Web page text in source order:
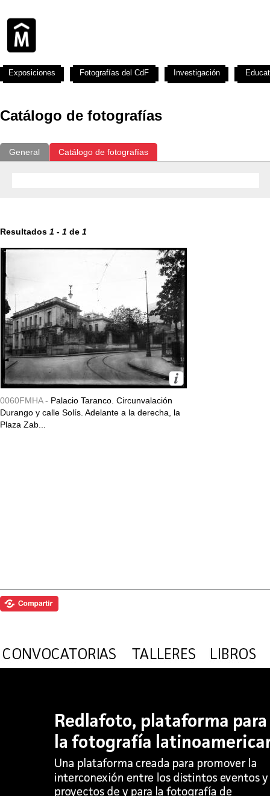
Catálogo de fotografías
General Catálogo de fotografías
Resultados 1 - 1 de 1
0060FMHA - Palacio Taranco. Circunvalación
Durango y calle Solís. Adelante a la derecha, la
Plaza Zab...
Exposiciones Fotografías del CdF Investigación